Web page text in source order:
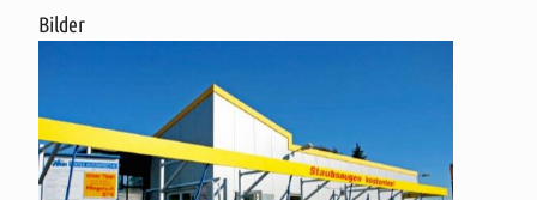
Bilder